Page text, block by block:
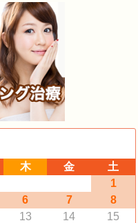
木 金
土
1
6 7
8
13 14
15